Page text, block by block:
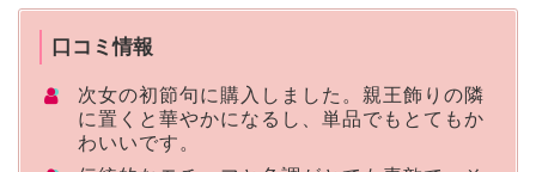
口コミ情報
次女の初節句に購入しました。親王飾りの隣
に置くと華やかになるし、単品でもとてもか
わいいです。